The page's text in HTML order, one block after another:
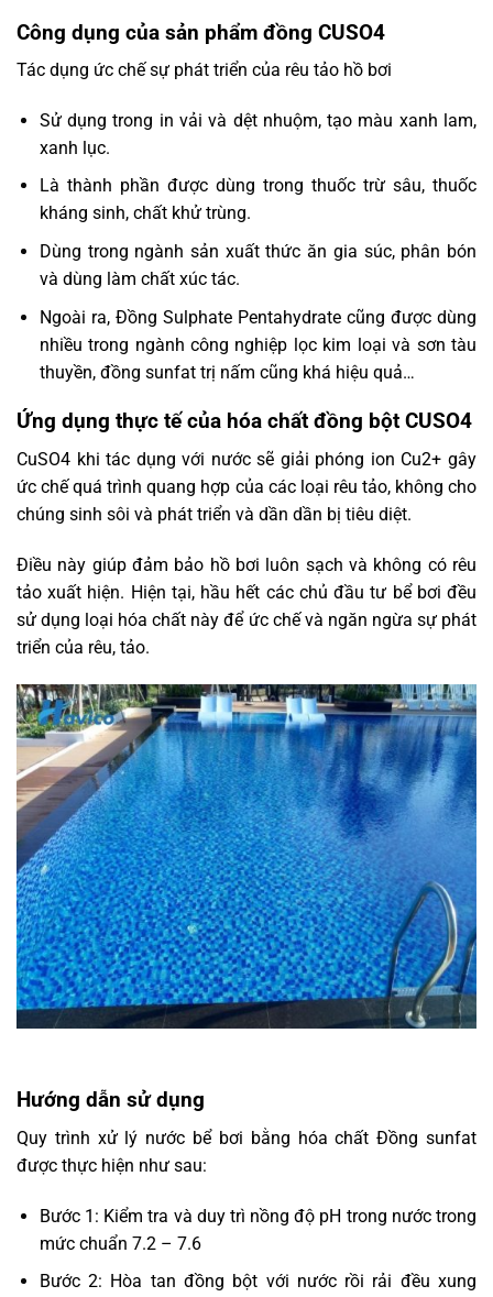
Công dụng của sản phẩm đồng CUSO4
Tác dụng ức chế sự phát triển của rêu tảo hồ bơi
Sử dụng trong in vải và dệt nhuộm, tạo màu xanh lam,
xanh lục.
Là thành phần được dùng trong thuốc trừ sâu, thuốc
kháng sinh, chất khử trùng.
Dùng trong ngành sản xuất thức ăn gia súc, phân bón
và dùng làm chất xúc tác.
Ngoài ra, Đồng Sulphate Pentahydrate cũng được dùng
nhiều trong ngành công nghiệp lọc kim loại và sơn tàu
thuyền, đồng sunfat trị nấm cũng khá hiệu quả…
Ứng dụng thực tế của hóa chất đồng bột CUSO4
CuSO4 khi tác dụng với nước sẽ giải phóng ion Cu2+ gây
ức chế quá trình quang hợp của các loại rêu tảo, không cho
chúng sinh sôi và phát triển và dần dần bị tiêu diệt.
Điều này giúp đảm bảo hồ bơi luôn sạch và không có rêu
tảo xuất hiện. Hiện tại, hầu hết các chủ đầu tư bể bơi đều
sử dụng loại hóa chất này để ức chế và ngăn ngừa sự phát
triển của rêu, tảo.
Hướng dẫn sử dụng
Quy trình xử lý nước bể bơi bằng hóa chất Đồng sunfat
được thực hiện như sau:
Bước 1: Kiểm tra và duy trì nồng độ pH trong nước trong
mức chuẩn 7.2 – 7.6
Bước 2: Hòa tan đồng bột với nước rồi rải đều xung